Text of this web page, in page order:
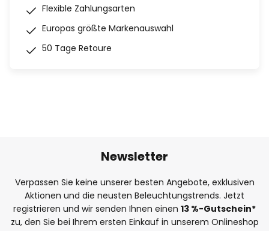
Flexible Zahlungsarten
Europas größte Markenauswahl
50 Tage Retoure
Newsletter
Verpassen Sie keine unserer besten Angebote, exklusiven
Aktionen und die neusten Beleuchtungstrends. Jetzt
registrieren und wir senden Ihnen einen 13 %-Gutschein*
zu, den Sie bei Ihrem ersten Einkauf in unserem Onlineshop